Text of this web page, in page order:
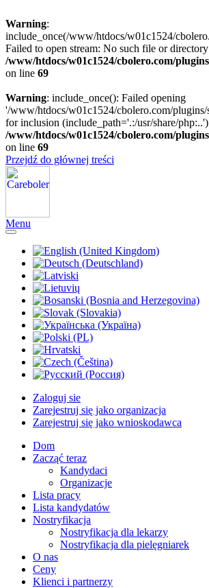
Warning:
include_once(/www/htdocs/w01c1524/
Failed to open stream: No such file or
/www/htdocs/w01c1524/cbolero.com/
on line 69
Warning: include_once(): Failed opening
'/www/htdocs/w01c1524/cbolero.com/plugins/
for inclusion (include_path='.:/usr/share/
/www/htdocs/w01c1524/cbolero.com/
on line 69
Przejdź do głównej treści
Menu
Zaloguj sie
Zarejestruj się jako organizacja
Zarejestruj się jako wnioskodawca
Dom
Zacząć teraz
Kandydaci
Organizacje
Lista pracy
Lista kandydatów
Nostryfikacja
Nostryfikacja dla lekarzy
Nostryfikacja dla pielęgniarek
O nas
Ceny
Klienci i partnerzy